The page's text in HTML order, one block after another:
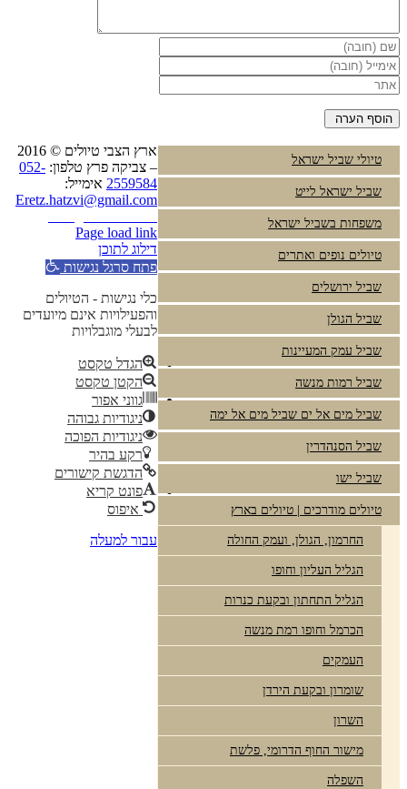
טיולי שביל ישראל
שביל ישראל לייט
משפחות בשביל ישראל
טיולים נופים ואתרים
שביל ירושלים
שביל הגולן
שביל עמק המעיינות
שביל רמות מנשה
שביל מים אל ים שביל מים אל ימה
שביל הסנהדרין
שביל ישו
טיולים מודרכים | טיולים בארץ
החרמון, הגולן, ועמק החולה
הגליל העליון וחופו
הגליל התחתון ובקעת כנרות
הכרמל וחופו רמת מנשה
העמקים
שומרון ובקעת הירדן
השרון
מישור החוף הדרומי, פלשת
השפלה
ארץ הצבי טיולים © 2016
– צביקה פרץ טלפון: 052-
2559584 אימייל:
Eretz.hatzvi@gmail.com
Page load link
דילוג לתוכן
פתח סרגל נגישות
כלי נגישות - הטיולים
והפעילויות אינם מיועדים
לבעלי מוגבלויות
הגדל טקסט
הקטן טקסט
גווני אפור
ניגודיות גבוהה
ניגודיות הפוכה
רקע בהיר
הדגשת קישורים
פונט קריא
איפוס
עבור למעלה